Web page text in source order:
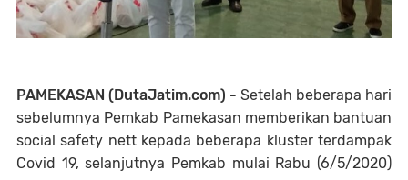
PAMEKASAN (DutaJatim.com) - Setelah beberapa hari
sebelumnya Pemkab Pamekasan memberikan bantuan
social safety nett kepada beberapa kluster terdampak
Covid 19, selanjutnya Pemkab mulai Rabu (6/5/2020)